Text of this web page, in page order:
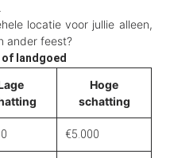
locatie voor jullie alleen,
ander feest?
landgoed
Hoge
schatting
€5.000